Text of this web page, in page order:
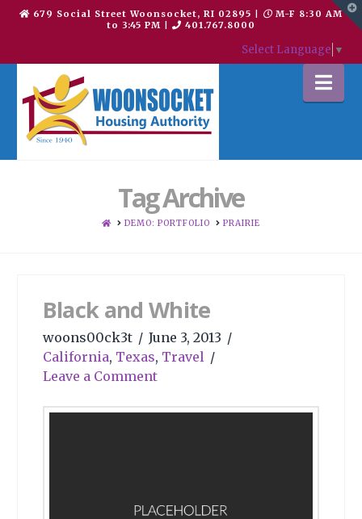
679 Social Street Woonsocket, RI 02895
M-F 8:30 AM
to 3:45 PM
401.767.8000
Select Language ▼
Tag Archive
HOMEDEMO: PORTFOLIO PRAIRIE
Black and White
woons00ck3t
June 3, 2013
California, Texas, Travel
Leave a Comment